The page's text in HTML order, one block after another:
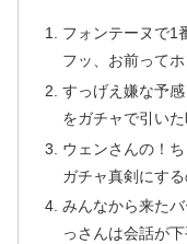
フォンテーヌで1
フッ、お前って
すっげえ嫌な予
をガチャで引いた
ウェンさんの！
ガチャ真剣にす
みんなから来た
っさんは会話が